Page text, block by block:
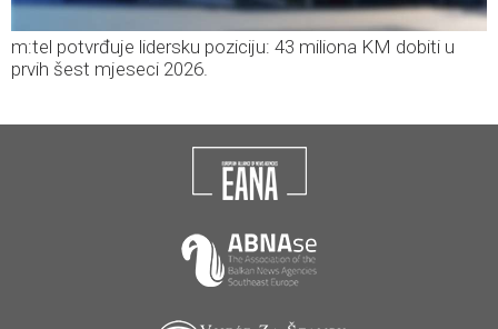
m:tel potvrđuje lidersku poziciju: 43 miliona KM dobiti u
prvih šest mjeseci 2026.